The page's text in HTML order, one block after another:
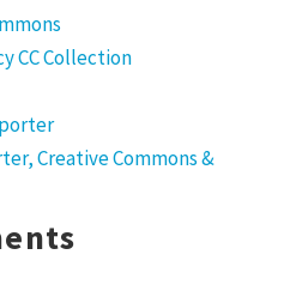
CC Collection
Creative Commons &